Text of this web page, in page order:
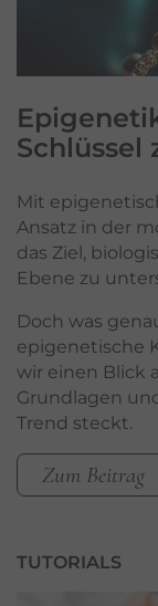
Schlüssel
Mit
Ansatz in der
das Ziel,
Ebene zu
Doch was
epigenetische
wir einen Blick
Grundlagen
Trend steckt.
Zum Beitrag
TUTORIALS